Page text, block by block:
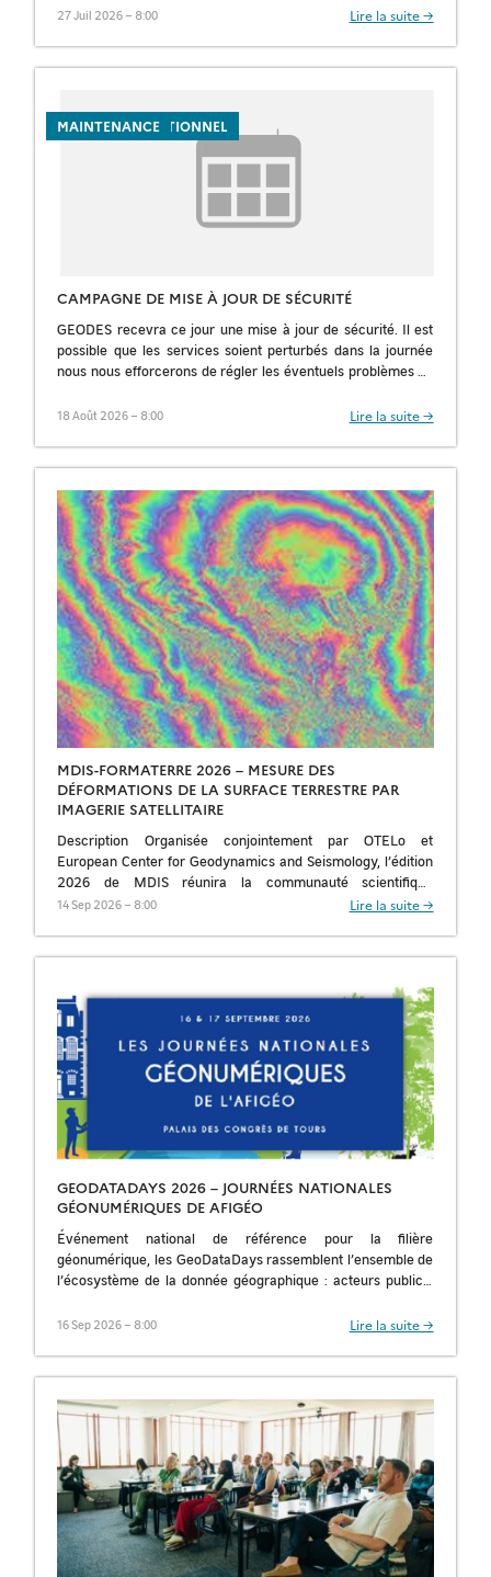
27 Juil 2026 – 8:00 Lire la suite →
INFORMATION
JOURNAL OPÉRATIONNEL
MAINTENANCE
CAMPAGNE DE MISE À JOUR DE SÉCURITÉ
GEODES recevra ce jour une mise à jour de sécurité. Il est
possible que les services soient perturbés dans la journée
nous nous efforcerons de régler les éventuels problèmes au
18 Août 2026 – 8:00 Lire la suite →
MDIS-FORMATERRE 2026 – MESURE DES
DÉFORMATIONS DE LA SURFACE TERRESTRE PAR
IMAGERIE SATELLITAIRE
Description Organisée conjointement par OTELo et
European Center for Geodynamics and Seismology, l’édition
2026 de MDIS réunira la communauté scientifique
travaillant sur la mesure des déformations de la surface
14 Sep 2026 – 8:00 Lire la suite →
GEODATADAYS 2026 – JOURNÉES NATIONALES
GÉONUMÉRIQUES DE AFIGÉO
Événement national de référence pour la filière
géonumérique, les GeoDataDays rassemblent l’ensemble de
l’écosystème de la donnée géographique : acteurs publics,
[…]
16 Sep 2026 – 8:00 Lire la suite →